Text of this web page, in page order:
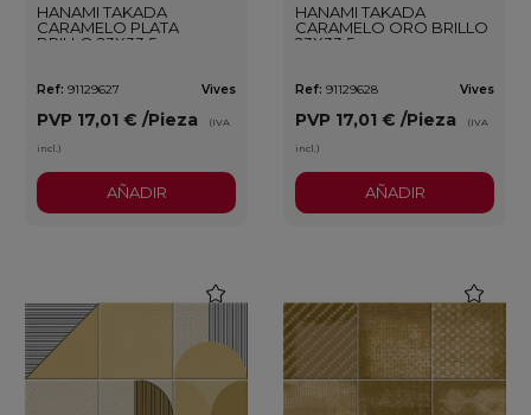
HANAMI TAKADA
CARAMELO PLATA
BRILLO 23X33,5
Ref: 91129627 Vives
PVP 17,01 € /Pieza (IVA
incl.)
AÑADIR
HANAMI TAKADA
CARAMELO ORO BRILLO
23X33,5
Ref: 91129628 Vives
PVP 17,01 € /Pieza (IVA
incl.)
AÑADIR